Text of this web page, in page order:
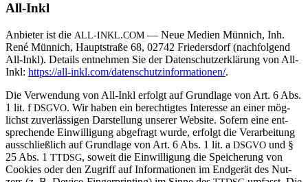
All-Inkl
Anbieter ist die ALL-INKL.COM — Neue Medien Mün­nich, Inh.
René Mün­nich, Haupt­straße 68, 02742 Frie­ders­dorf (nach­fol­gend
All-Inkl). Details ent­nehmen Sie der Daten­schutz­er­klä­rung von All-
Inkl: https://all-inkl.com/datenschutzinformationen/.
Die Ver­wen­dung von All-Inkl erfolgt auf Grund­lage von Art. 6 Abs.
1 lit. fDSGVO. Wir haben ein berech­tigtes Inter­esse an einer mög­
lichst zuver­läs­sigen Dar­stel­lung unserer Web­site. Sofern eine ent­
spre­chende Ein­wil­li­gung abge­fragt wurde, erfolgt die Ver­ar­bei­tung
aus­schließ­lich auf Grund­lage von Art. 6 Abs. 1 lit. a DSGVO und §
25 Abs. 1 TTDSG, soweit die Ein­wil­li­gung die Spei­che­rung von
Coo­kies oder den Zugriff auf Infor­ma­tionen im End­gerät des Nut­